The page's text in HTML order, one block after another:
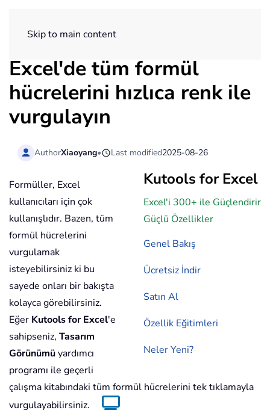
Skip to main content
Excel'de tüm formül
hücrelerini hızlıca renk ile
vurgulayın
AuthorXiaoyang• Last modified2025-08-26
Kutools for Excel
Excel'i 300+ ile Güçlendirir
Güçlü Özellikler
Genel Bakış
Ücretsiz İndir
Satın Al
Özellik Eğitimleri
Neler Yeni?
Formüller, Excel
kullanıcıları için çok
kullanışlıdır. Bazen, tüm
formül hücrelerini
vurgulamak
isteyebilirsiniz ki bu
sayede onları bir bakışta
kolayca görebilirsiniz.
Eğer Kutools for Excel'e
sahipseniz, Tasarım
Görünümüyardımcı
programı ile geçerli
çalışma kitabındaki tüm formül hücrelerini tek tıklamayla
vurgulayabilirsiniz.